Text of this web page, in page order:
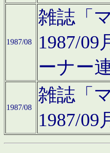
1987/08
雑誌「
1987/
ーナー
1987/08
雑誌「
1987/